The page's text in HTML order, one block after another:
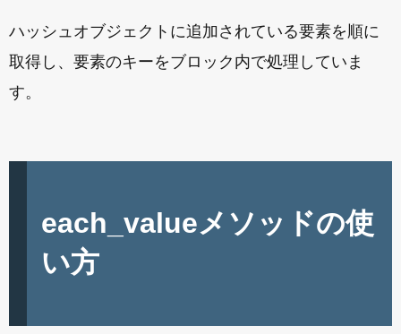
ハッシュオブジェクトに追加されている要素を順に
取得し、要素のキーをブロック内で処理していま
す。
each_valueメソッドの使
い方